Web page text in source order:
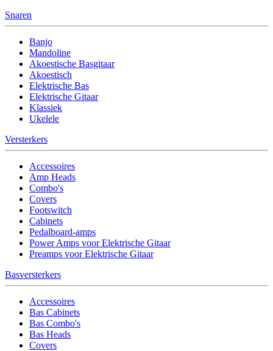
Snaren
Banjo
Mandoline
Akoestische Basgitaar
Akoestisch
Elektrische Bas
Elektrische Gitaar
Klassiek
Ukelele
Versterkers
Accessoires
Amp Heads
Combo's
Covers
Footswitch
Cabinets
Pedalboard-amps
Power Amps voor Elektrische Gitaar
Preamps voor Elektrische Gitaar
Basversterkers
Accessoires
Bas Cabinets
Bas Combo's
Bas Heads
Covers